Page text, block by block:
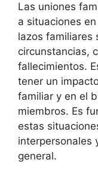
Las uniones
a situaciones
lazos familiares
circunstancias,
fallecimientos.
tener un
familiar y en el
miembros. Es
estas
interpersonales
general.